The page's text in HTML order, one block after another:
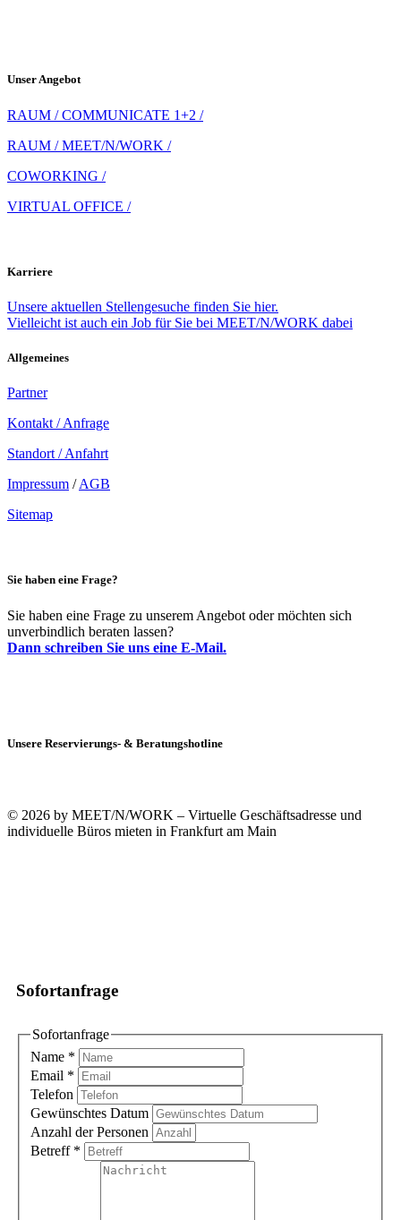
Unser Angebot
RAUM / COMMUNICATE 1+2 /
RAUM / MEET/N/WORK /
COWORKING /
VIRTUAL OFFICE /
Karriere
Unsere aktuellen Stellengesuche finden Sie hier.
Vielleicht ist auch ein Job für Sie bei MEET/N/WORK dabei
Allgemeines
Partner
Kontakt / Anfrage
Standort / Anfahrt
Impressum /AGB
Sitemap
Sie haben eine Frage?
Sie haben eine Frage zu unserem Angebot oder möchten sich
unverbindlich beraten lassen?
Dann schreiben Sie uns eine E-Mail.
Unsere Reservierungs- & Beratungshotline
© 2026 by MEET/N/WORK – Virtuelle Geschäftsadresse und
individuelle Büros mieten in Frankfurt am Main
Sofortanfrage
Sofortanfrage
Name *
Email *
Telefon
Gewünschtes Datum
Anzahl der Personen
Betreff *